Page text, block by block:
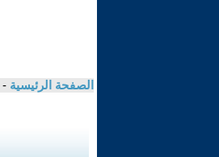
الصفحة الرئيسية -